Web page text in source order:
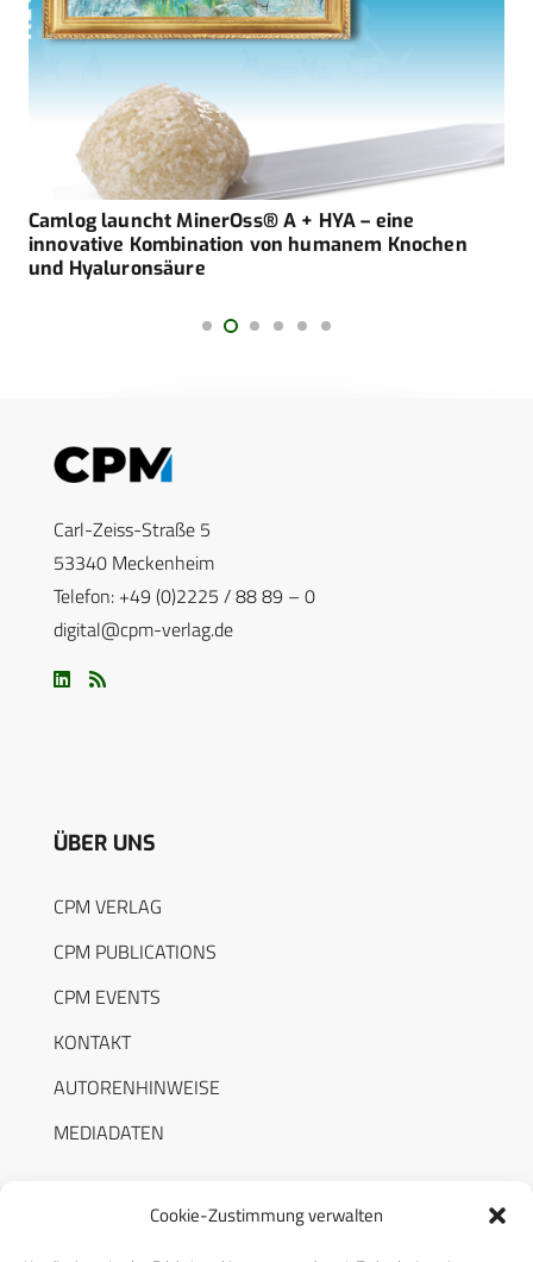
Cookie-Zustimmung verwalten
Camlog launcht MinerOss® A + HYA – eine
innovative Kombination von humanem Knochen
und Hyaluronsäure
Carl-Zeiss-Straße 5
53340 Meckenheim
Telefon: +49 (0)2225 / 88 89 – 0
digital@cpm-verlag.de
ÜBER UNS
CPM VERLAG
CPM PUBLICATIONS
CPM EVENTS
KONTAKT
AUTORENHINWEISE
MEDIADATEN